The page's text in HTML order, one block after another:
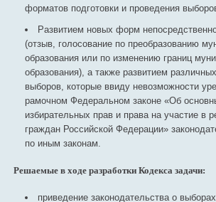
форматов подготовки и проведения
Развитием новых форм
(отзыв, голосование по преобразованию
образования или по изменению границ
образования), а также развитием
выборов, которые ввиду невозможности
рамочном Федеральном законе «Об
избирательных прав и права на участие в
граждан Российской Федерации»
по иным законам.
Решаемые в ходе разработки Кодекса задачи:
приведение законодательства о